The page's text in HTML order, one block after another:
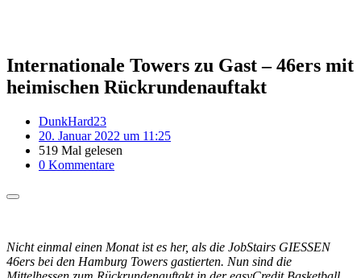
Internationale Towers zu Gast – 46ers mit
heimischen Rückrundenauftakt
DunkHard23
20. Januar 2022 um 11:25
519 Mal gelesen
0 Kommentare
Nicht einmal einen Monat ist es her, als die JobStairs GIESSEN
46ers bei den Hamburg Towers gastierten. Nun sind die